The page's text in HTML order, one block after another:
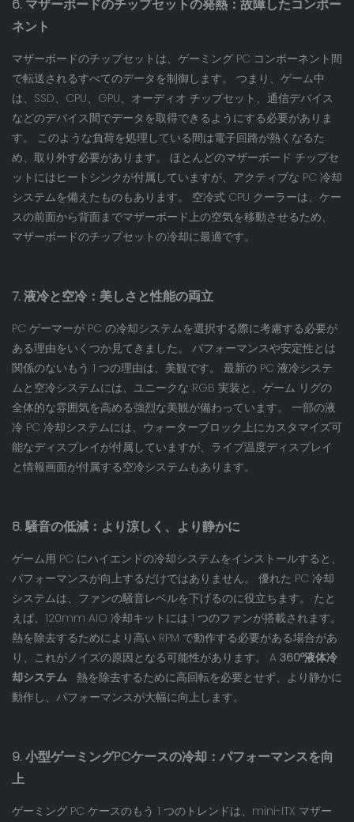
6. マザーボードのチップセットの発熱：故障したコンポー
ネント
マザーボードのチップセットは、ゲーミング PC コンポーネント間
で転送されるすべてのデータを制御します。 つまり、ゲーム中
は、SSD、CPU、GPU、オーディオ チップセット、通信デバイス
などのデバイス間でデータを取得できるようにする必要がありま
す。 このような負荷を処理している間は電子回路が熱くなるた
め、取り外す必要があります。 ほとんどのマザーボード チップセ
ットにはヒートシンクが付属していますが、アクティブな PC 冷却
システムを備えたものもあります。 空冷式 CPU クーラーは、ケー
スの前面から背面までマザーボード上の空気を移動させるため、
マザーボードのチップセットの冷却に最適です。
7. 液冷と空冷：美しさと性能の両立
PC ゲーマーが PC の冷却システムを選択する際に考慮する必要が
ある理由をいくつか見てきました。 パフォーマンスや安定性とは
関係のないもう 1 つの理由は、美観です。 最新の PC 液冷システ
ムと空冷システムには、ユニークな RGB 実装と、ゲーム リグの
全体的な雰囲気を高める強烈な美観が備わっています。 一部の液
冷 PC 冷却システムには、ウォーターブロック上にカスタマイズ可
能なディスプレイが付属していますが、ライブ温度ディスプレイ
と情報画面が付属する空冷システムもあります。
8. 騒音の低減：より涼しく、より静かに
ゲーム用 PC にハイエンドの冷却システムをインストールすると、
パフォーマンスが向上するだけではありません。 優れた PC 冷却
システムは、ファンの騒音レベルを下げるのに役立ちます。 たと
えば、120mm AIO 冷却キットには 1 つのファンが搭載されます。
熱を除去するためにより高い RPM で動作する必要がある場合があ
り、これがノイズの原因となる可能性があります。 A 360°液体冷
却システム
熱を除去するために高回転を必要とせず、より静かに
動作し、パフォーマンスが大幅に向上します。
9. 小型ゲーミングPCケースの冷却：パフォーマンスを向
上
ゲーミング PC ケースのもう 1 つのトレンドは、mini-ITX マザー